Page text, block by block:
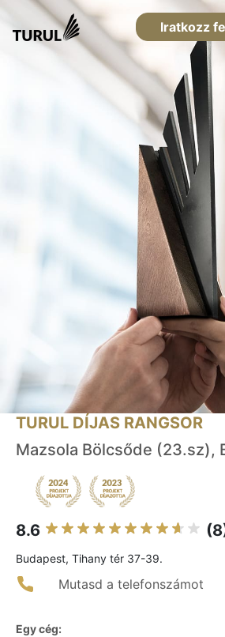
Iratkozz
TURUL DÍJAS RANGSOR
Mazsola Bölcsőde (23.sz),
8.6
Budapest, Tihany tér 37-39.
Mutasd a telefonszámot
Egy cég: